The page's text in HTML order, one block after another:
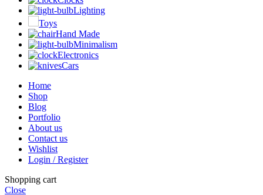
Lighting
Toys
Hand Made
Minimalism
Electronics
Cars
Home
Shop
Blog
Portfolio
About us
Contact us
Wishlist
Login / Register
Shopping cart
Close